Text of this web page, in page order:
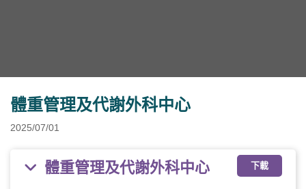
體重管理及代謝外科中心
2025/07/01
下載
體重管理及代謝外科中心